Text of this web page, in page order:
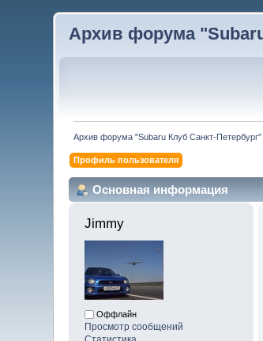
Архив форума "Subaru
Архив форума "Subaru Клуб Санкт-Петербург"
Профиль пользователя
Основная информация
Jimmy
Оффлайн
Просмотр сообщений